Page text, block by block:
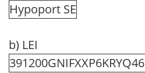
Hypoport SE
b) LEI
391200GNIFXXP6KRYQ46